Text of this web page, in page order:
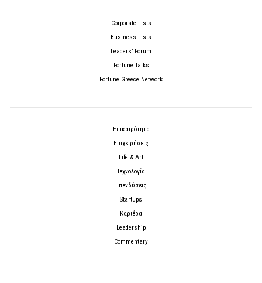
Corporate Lists
Business Lists
Leaders’ Forum
Fortune Talks
Fortune Greece Network
Επικαιρότητα
Επιχειρήσεις
Life & Art
Τεχνολογία
Επενδύσεις
Startups
Καριέρα
Leadership
Commentary